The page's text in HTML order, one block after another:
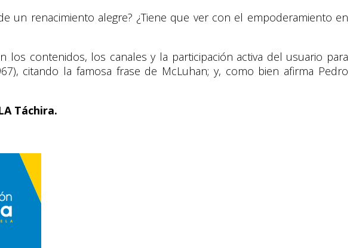
un renacimiento alegre? ¿Tiene que ver con el empoderamiento en
contenidos, los canales y la participación activa del usuario para
citando la famosa frase de McLuhan; y, como bien afirma Pedro
Táchira.